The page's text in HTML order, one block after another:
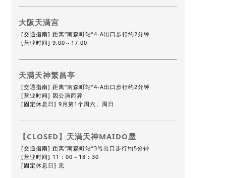
大阪天满宫
[交通指南] 距离“南森町站”4-A出口步行约2分钟
[营业时间] 9:00～17:00
天满天神繁昌亭
[交通指南] 距离“南森町站”4-A出口步行约2分钟
[营业时间] 因公演而异
[固定休息日] 9月第1个周六、周日
【CLOSED】天满天神MAIDO屋
[交通指南] 距离“南森町站”3号出口步行约5分钟
[营业时间] 11：00～18：30
[固定休息日] 无